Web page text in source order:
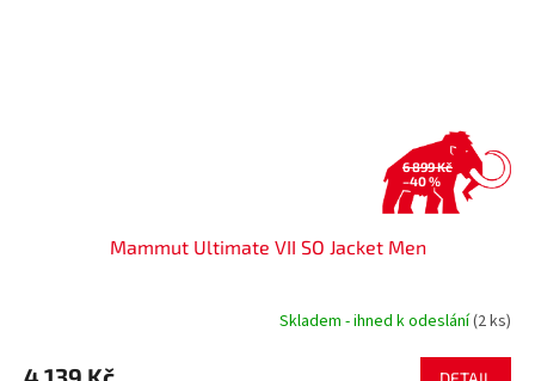
6 899 Kč
–40 %
Mammut Ultimate VII SO Jacket Men
Skladem - ihned k odeslání(2 ks)